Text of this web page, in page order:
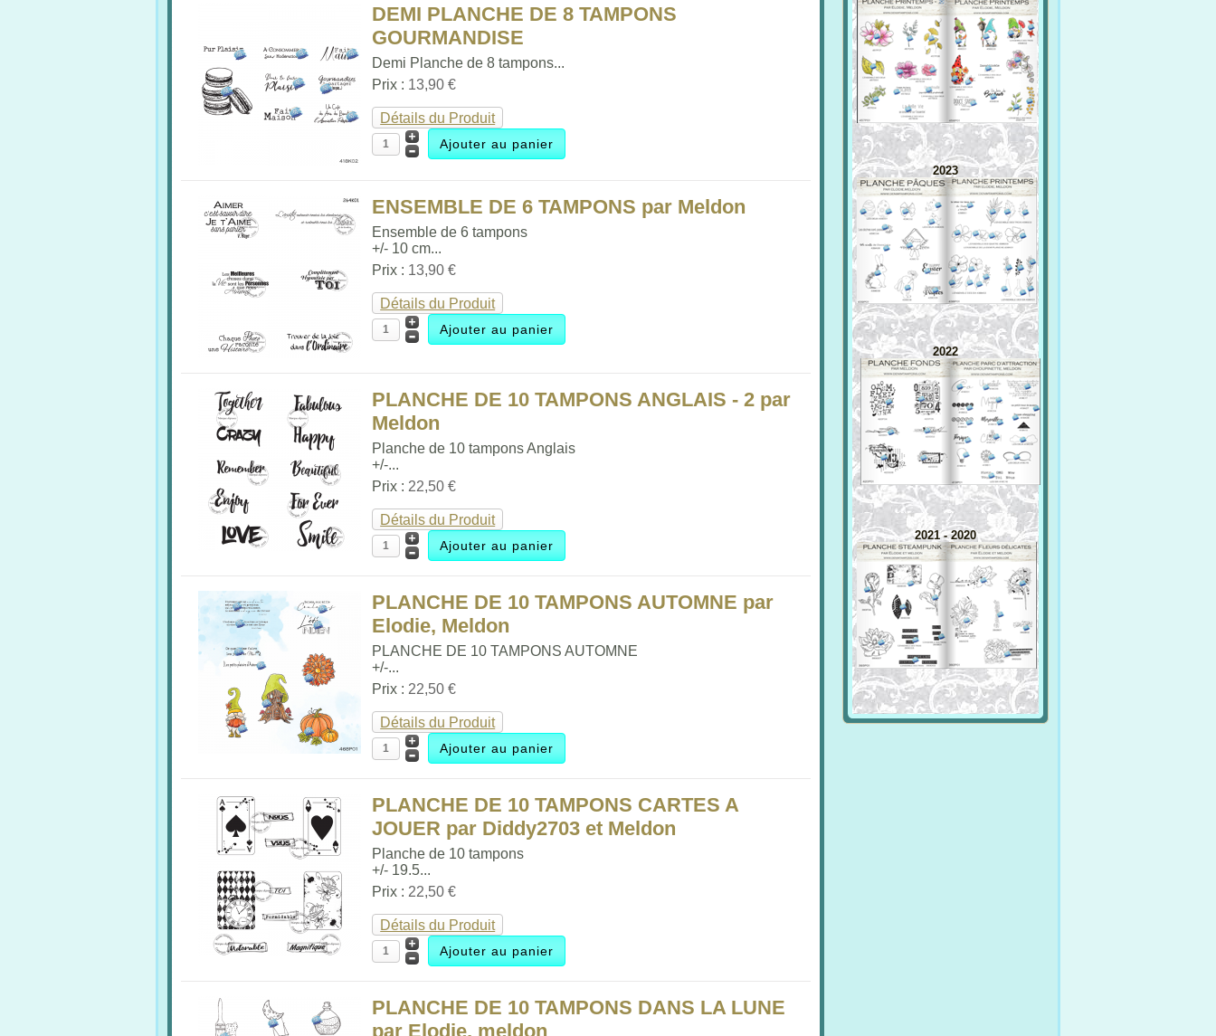
DEMI PLANCHE DE 8 TAMPONS
GOURMANDISE
Demi Planche de 8 tampons...
Prix : 13,90 €
Détails du Produit
ENSEMBLE DE 6 TAMPONS par Meldon
Ensemble de 6 tampons
+/- 10 cm...
Prix : 13,90 €
Détails du Produit
PLANCHE DE 10 TAMPONS ANGLAIS - 2 par
Meldon
Planche de 10 tampons Anglais
+/-...
Prix : 22,50 €
Détails du Produit
PLANCHE DE 10 TAMPONS AUTOMNE par
Elodie, Meldon
PLANCHE DE 10 TAMPONS AUTOMNE
+/-...
Prix : 22,50 €
Détails du Produit
PLANCHE DE 10 TAMPONS CARTES A
JOUER par Diddy2703 et Meldon
Planche de 10 tampons
+/- 19.5...
Prix : 22,50 €
Détails du Produit
PLANCHE DE 10 TAMPONS DANS LA LUNE
par Elodie, meldon
2023
2022
2021 - 2020